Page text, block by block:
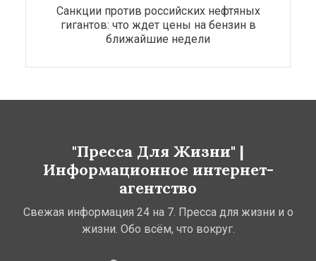
Санкции против российских нефтяных
гигантов: что ждет цены на бензин в
ближайшие недели
"Пресса Для Жизни" |
Информационное интернет-
агентство
Свежая информация 24 на 7. Пресса для жизни и о
жизни. Обо всём, что вокруг.